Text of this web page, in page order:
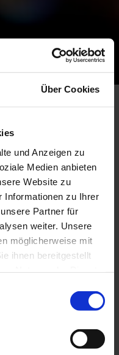
Über Cookies
und Anzeigen zu
Medien anbieten
Website zu
Informationen zu Ihrer
Partner für
weiter. Unsere
möglicherweise mit
ihnen bereitgestellt